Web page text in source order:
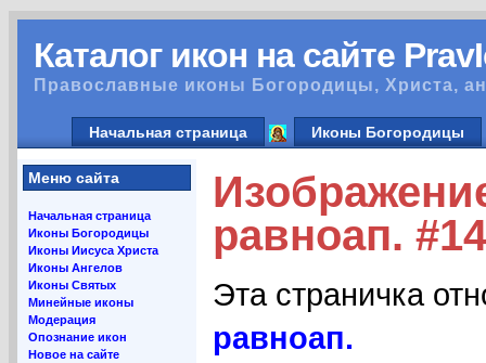
Каталог икон на сайте
Православные иконы Богородицы, Христа,
Начальная страница Иконы Богородицы
Меню сайта
Начальная страница
Иконы Богородицы
Иконы Иисуса Христа
Иконы Ангелов
Иконы Святых
Минейные иконы
Модерация
Опознание икон
Новое на сайте
равноап.
Эта страничка
равноап.